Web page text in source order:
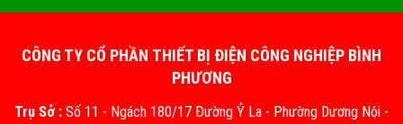
CÔNG TY CỔ PHẦN THIẾT BỊ ĐIỆN CÔNG NGHIỆP BÌNH
PHƯƠNG
Trụ Sở : Số 11 - Ngách 180/17 Đường Ỷ La - Phường Dương Nội -